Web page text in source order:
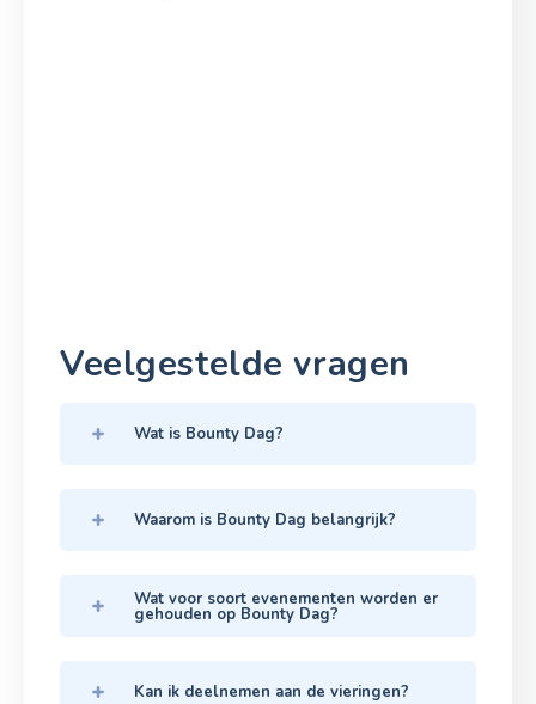
Veelgestelde vragen
Wat is Bounty Dag?
Waarom is Bounty Dag belangrijk?
Wat voor soort evenementen worden er
gehouden op Bounty Dag?
Kan ik deelnemen aan de vieringen?